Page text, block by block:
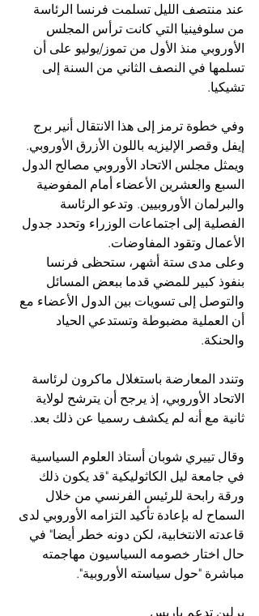
عند منتصف الليل تسلمت فرنسا الرئاسة
من سلوفينيا التي كانت ترأس المجلس
الأوروبي منذ الأول من تموز/يوليو على أن
تسلمها في النصف الثاني من السنة إلى
تشيكيا.
وفي خطوة ترمز إلى هذا الانتقال أنير برج
إيفل وقصر الإليزيه باللون الأزرق الأوروبي.
ويمثل مجلس الاتحاد الأوروبي مصالح الدول
السبع والعشرين الأعضاء أمام المفوضية
والبرلمان الأوروبيين. وتدعو الرئاسة
الفصلية إلى اجتماعات الوزراء وتحدد جدول
الأعمال وتقود المفاوضات.
وعلى مدى ستة أشهر، ستحظى فرنسا
بنفوذ كبير للمضي قدما ببعض المسائل
والتوصل إلى تسويات بين الدول الأعضاء مع
أن العملية مضبوطة وتستدعي الحياد
والحنكة.
وتندد المعارضة باستغلال ماكرون لرئاسة
الاتحاد الأوروبي، إذ يرجح أن يترشح لولاية
ثانية مع أنه لم يكشف رسميا عن ذلك بعد.
وقال تييري شوبان أستاذ العلوم السياسية
في جامعة ليل الكاثوليكية "قد يكون ذلك
ورقة رابحة للرئيس الفرنسي من خلال
السماح له بإعادة تأكيد التزامه الأوروبي لدى
قاعدته الانتخابية، لكن دونه خطر أيضا" في
حال اختار خصومه السياسيون مهاجمته
مباشرة "حول سياسته الأوروبية".
برلين تدعم باريس